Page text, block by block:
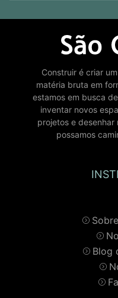
Construir é criar
matéria bruta em
estamos em busca
inventar novos
projetos e
possamos
Blog